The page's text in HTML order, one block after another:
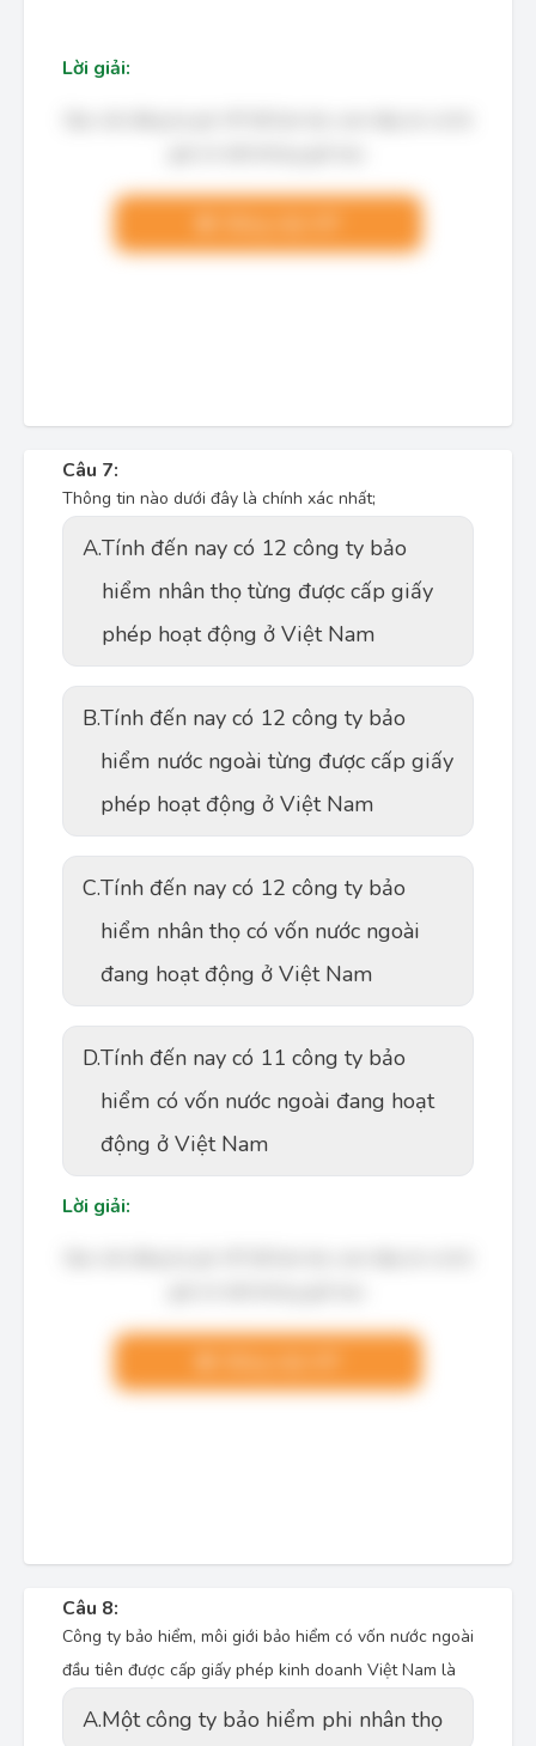
Lời giải:
Câu 7:
Thông tin nào dưới đây là chính xác nhất;
A.Tính đến nay có 12 công ty bảo
hiểm nhân thọ từng được cấp giấy
phép hoạt động ở Việt Nam
B.Tính đến nay có 12 công ty bảo
hiểm nước ngoài từng được cấp giấy
phép hoạt động ở Việt Nam
C.Tính đến nay có 12 công ty bảo
hiểm nhân thọ có vốn nước ngoài
đang hoạt động ở Việt Nam
D.Tính đến nay có 11 công ty bảo
hiểm có vốn nước ngoài đang hoạt
động ở Việt Nam
Lời giải:
Câu 8:
Công ty bảo hiểm, môi giới bảo hiểm có vốn nước ngoài
đầu tiên được cấp giấy phép kinh doanh Việt Nam là
A.Một công ty bảo hiểm phi nhân thọ